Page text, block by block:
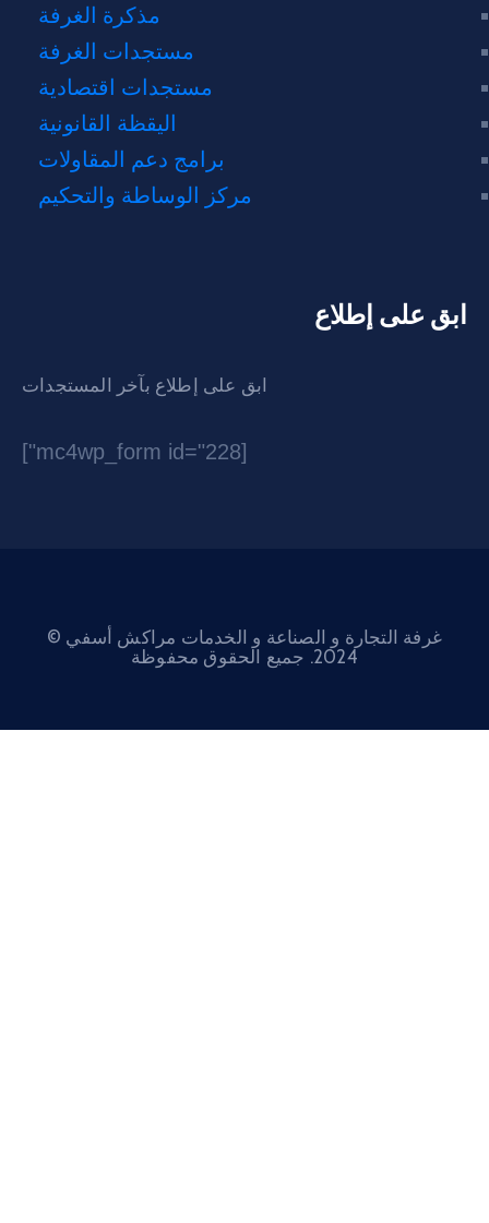
مذكرة الغرفة
مستجدات الغرفة
مستجدات اقتصادية
اليقظة القانونية
برامج دعم المقاولات
مركز الوساطة والتحكيم
إطلاع
ابق على إطلاع بآخر المستجدات
التجارة و الصناعة و الخدمات مراكش أسفي ©